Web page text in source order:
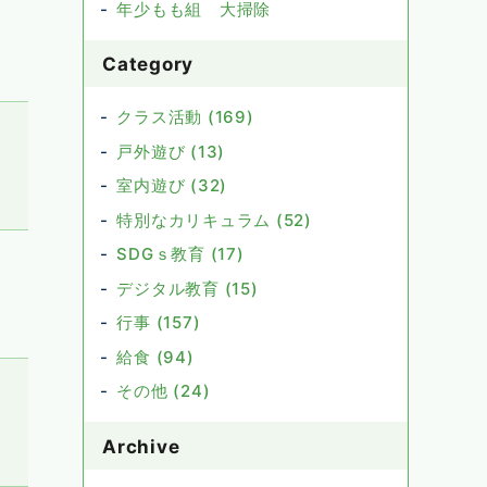
年少もも組 大掃除
Category
クラス活動 (169)
戸外遊び (13)
室内遊び (32)
特別なカリキュラム (52)
SDGｓ教育 (17)
デジタル教育 (15)
行事 (157)
給食 (94)
その他 (24)
Archive